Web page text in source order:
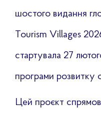
шостого видання
Tourism Villages
стартувала 27
програми розвитку
Цей проєкт